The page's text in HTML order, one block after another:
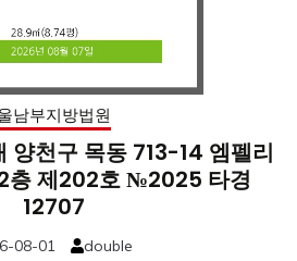
남부지방법원
양천구 목동 713-14 엠펠리
층 제202호 №2025 타경
12707
08-01 double